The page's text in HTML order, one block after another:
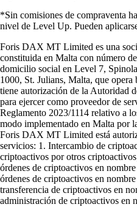
*Sin comisiones de compraventa
nivel de Level Up. Pueden
Foris DAX MT Limited es una
constituida en Malta con número
domicilio social en Level 7,
1000, St. Julians, Malta, que opera
tiene autorización de la Autoridad
para ejercer como proveedor de
Reglamento 2023/1114 relativo a
modo implementado en Malta por
Foris DAX MT Limited está
servicios: 1. Intercambio de
criptoactivos por otros
órdenes de criptoactivos en
órdenes de criptoactivos en
transferencia de criptoactivos en
administración de criptoactivos en